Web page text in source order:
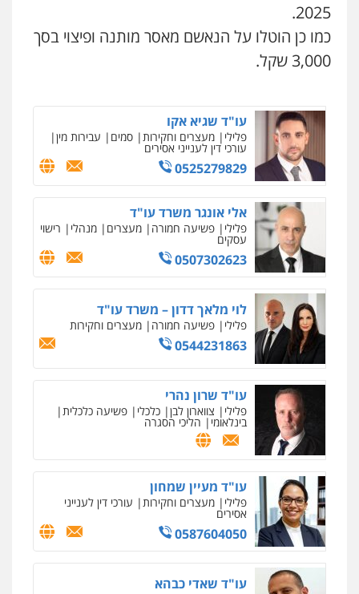
2025.
כמו כן הוטלו על הנאשם מאסר מותנה ופיצוי בסך
3,000 שקל.
עו"ד תומר בנישתי
פלילי מעצרים וחקירות צווארון לבן פשיעה
עו"ד שגיא אקו
פלילי מעצרים וחקירות סמים עבירות מין
עורכי דין לענייני אסירים
0525279829
אלי אונגר משרד עו"ד
פלילי פשיעה חמורה מעצרים מנהלי רישוי
עסקים
0507302623
לוי מלאך דדון – משרד עו"ד
פלילי פשיעה חמורה מעצרים וחקירות
0544231863
עו"ד שרון נהרי
פלילי צווארון לבן כלכלי פשיעה כלכלית
בינלאומי הליכי הסגרה
עו"ד מעיין שמחון
פלילי מעצרים וחקירות עורכי דין לענייני
אסירים
0587604050
עו"ד שאדי כבהא